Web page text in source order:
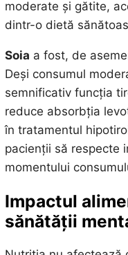
moderate și gătite,
dintr-o dietă
Soia a fost, de
Deși consumul
semnificativ funcția
reduce absorbția
în tratamentul
pacienții să respecte
momentului
Impactul
sănătății